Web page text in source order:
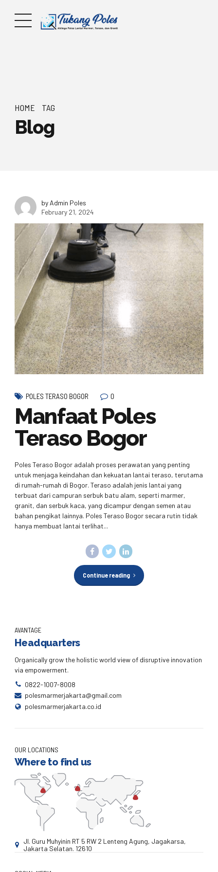
HOME TAG
Blog
by Admin Poles
February 21, 2024
POLES TERASO BOGOR 0
Manfaat Poles
Teraso Bogor
Poles Teraso Bogor adalah proses perawatan yang penting
untuk menjaga keindahan dan kekuatan lantai teraso, terutama
di rumah-rumah di Bogor. Teraso adalah jenis lantai yang
terbuat dari campuran serbuk batu alam, seperti marmer,
granit, dan serbuk kaca, yang dicampur dengan semen atau
bahan pengikat lainnya. Poles Teraso Bogor secara rutin tidak
hanya membuat lantai terlihat...
Continue reading
AVANTAGE
Headquarters
Organically grow the holistic world view of disruptive innovation
via empowerment.
0822-1007-8008
polesmarmerjakarta@gmail.com
polesmarmerjakarta.co.id
OUR LOCATIONS
Where to find us
Jl. Guru Muhyinin RT 5 RW 2 Lenteng Agung, Jagakarsa,
Jakarta Selatan. 12610